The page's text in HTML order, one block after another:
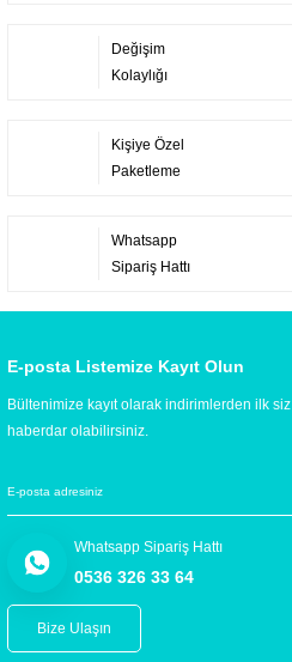
Değişim
Kolaylığı
Kişiye Özel
Paketleme
Whatsapp
Sipariş Hattı
E-posta Listemize Kayıt Olun
Bültenimize kayıt olarak indirimlerden ilk siz
haberdar olabilirsiniz.
Whatsapp Sipariş Hattı
0536 326 33 64
Bize Ulaşın